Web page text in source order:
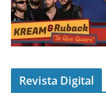
Revista Digital